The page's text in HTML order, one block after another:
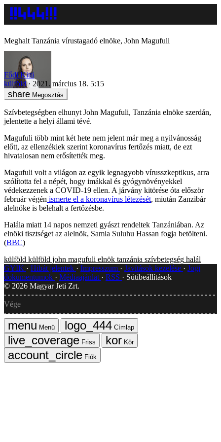
Meghalt Tanzánia vírustagadó elnöke, John Magufuli
Fődi Kitti
külföld
2021. március 18. 5:15
Megosztás
Szívbetegségben elhunyt John Magufuli, Tanzánia elnöke szerdán,
jelentette a helyi állami tévé.
Magufuli több mint két hete nem jelent már meg a nyilvánosság
előtt, az ellenzékiek szerint koronavírus fertőzés miatt, de ezt
hivatalosan nem erősítették meg.
Magufuli volt a világon az egyik legnagyobb vírusszkeptikus, arra
szólította fel a népét, hogy imákkal és gyógynövényekkel
védekezzenek a COVID-19 ellen. A járvány kitörése óta először
február végén ismerte el a koronavírus létezését, miután Zanzibár
alelnöke is belehalt a fertőzésbe.
Halála miatt 14 napos nemzeti gyászt rendeltek Tanzániában. Az
elnöki tisztséget az alelnök, Samia Suluhu Hassan fogja betölteni.
(BBC)
külföld külföld john magufuli elnök tanzánia szívbetegség halál
GYIK
Hibát jelentek Impresszum Javítások kezelése
Jogi
dokumentumok
Médiaajánlat RSS
Sütibeállítások
© 2026 Magyar Jeti Zrt.
Vége
Menü
Címlap
Friss
Kör
Fiók